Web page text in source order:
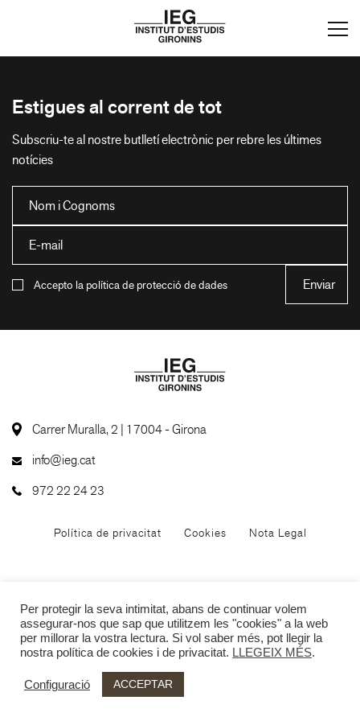
Estigues al corrent de tot
Subscriu-te al nostre butlletí electrònic per rebre les últimes
notícies
Accepto la política de protecció de dades
Carrer Muralla, 2 | 17004 - Girona
info@ieg.cat
972 22 24 23
Política de privacitat Cookies Nota Legal
Per protegir la seva intimitat, abans de continuar volem
assegurar-nos que sap que utilitzem les "cookies" a la web
per millorar la vostra lectura. Si vol saber més, pot llegir la
nostra política de cookies i de privacitat. LLEGEIX MÉS.
Configuració ACCEPTAR